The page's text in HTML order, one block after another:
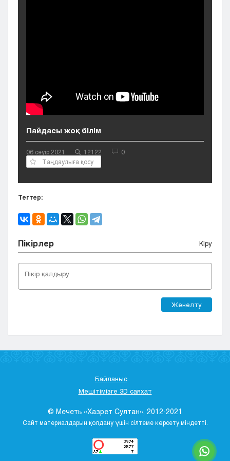
Уральск
Усть-Каменогорск
Пайдасы жоқ білім
06 сәуір 2021 12122
0
Таңдаулыға қосу
Тегтер:
Пікірлер Кіру
Жөнелту
Байланыс
Мешітімізге 3D саяхат
© Мечеть «Хазрет Султан», 2012-2021
Сайт материалдарын қолдану үшін сілтеме көрсету міндетті.